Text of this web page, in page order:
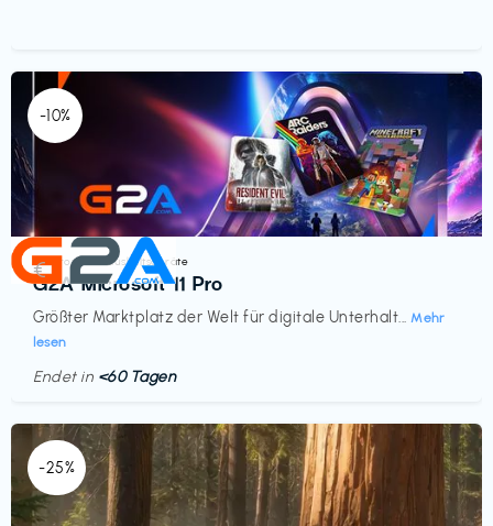
-10%
Elektronik & Haushaltsgeräte
G2A Microsoft 11 Pro
Größter Marktplatz der Welt für digitale Unterhalt... Mehr
lesen
€‎
Endet in <60 Tagen
-25%